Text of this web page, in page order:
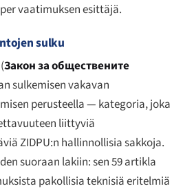
vaatimuksen esittäjä.
sulku
Закон за обществените
sulkemisen vakavan
perusteella — kategoria, joka
liittyviä
ZIDPU:n hallinnollisia sakkoja.
suoraan lakiin: sen 59 artikla
pakollisia teknisiä eritelmiä